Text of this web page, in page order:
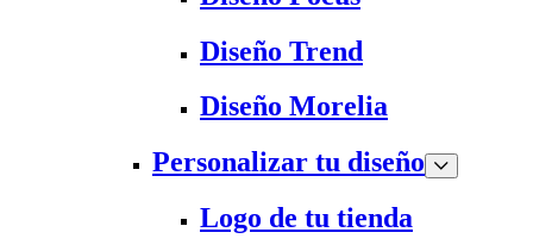
Diseño Trend
Diseño Morelia
Personalizar tu diseño
Logo de tu tienda